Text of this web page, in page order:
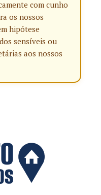
com cunho
os nossos
hipótese
sensíveis ou
aos nossos